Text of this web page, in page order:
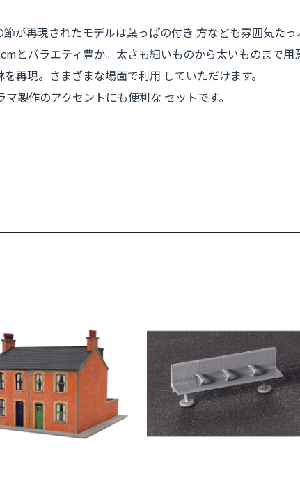
が再現されたモデルは葉っぱの付き 方なども雰囲気たっ
とバラエティ豊か。太さも細いものから太いものまで用
再現。さまざまな場面で利用 していただけます。
製作のアクセントにも便利な セットです。